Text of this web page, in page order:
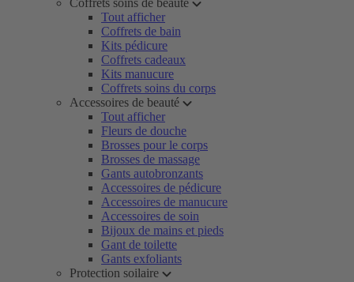
Coffrets soins de beauté
Tout afficher
Coffrets de bain
Kits pédicure
Coffrets cadeaux
Kits manucure
Coffrets soins du corps
Accessoires de beauté
Tout afficher
Fleurs de douche
Brosses pour le corps
Brosses de massage
Gants autobronzants
Accessoires de pédicure
Accessoires de manucure
Accessoires de soin
Bijoux de mains et pieds
Gant de toilette
Gants exfoliants
Protection soilaire